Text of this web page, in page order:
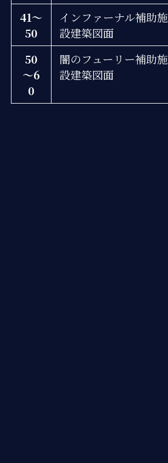
41～
50
インファーナル補助施
設建築図面
50
～6
0
闇のフューリー補助施
設建築図面